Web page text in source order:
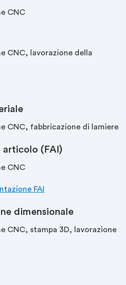
CNC
CNC, lavorazione della
CNC, fabbricazione di lamiere
articolo (FAI)
CNC
FAI
dimensionale
CNC, stampa 3D, lavorazione